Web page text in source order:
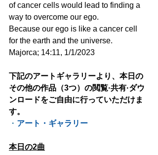
of cancer cells would lead to finding a
way to overcome our ego.
Because our ego is like a cancer cell
for the earth and the universe.
Majorca; 14:11, 1/1/2023
下記のアートギャラリーより、本日の
その他の作品（3つ）の閲覧·共有·ダウ
ンロードをご自由に行っていただけま
す。
・ アート・ギャラリー
本日の2曲